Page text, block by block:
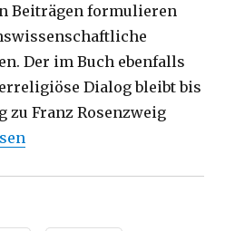
Beiträgen formulieren
Der im Buch ebenfalls
Dialog bleibt bis
zu Franz Rosenzweig
den Theismus? Notizen